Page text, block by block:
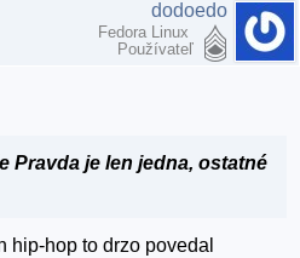
dodoedo
Fedora Linux
Používateľ
Pravda je len jedna, ostatné
hip-hop to drzo povedal